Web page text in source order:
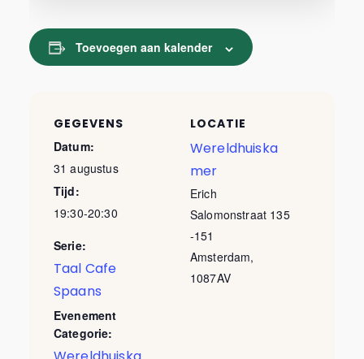
Toevoegen aan kalender
GEGEVENS
Datum:
31 augustus
Tijd:
19:30-20:30
Serie:
Taal Cafe
Spaans
Evenement
Categorie:
LOCATIE
Wereldhuiska
mer
Erich
Salomonstraat 135
-151
Amsterdam,
1087AV